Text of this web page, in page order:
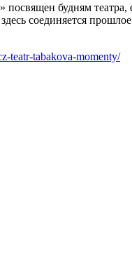
посвящен будням
соединяется
teatr-tabakova-momenty/